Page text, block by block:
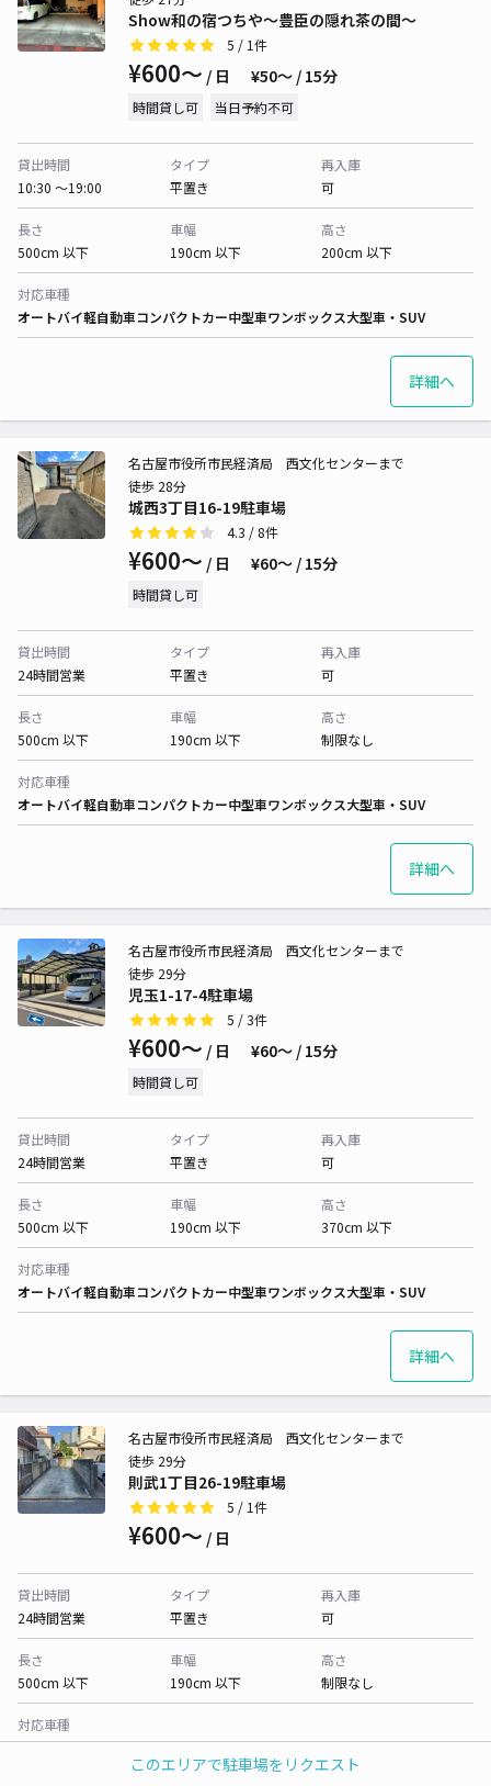
このエリアで駐車場をリクエスト
Show和の宿つちや～豊臣の隠れ茶の間～
5 / 1件
¥600〜 / 日 ¥50〜 / 15分
時間貸し可 当日予約不可
貸出時間
10:30 〜19:00
タイプ
平置き
再入庫
可
長さ
500cm 以下
車幅
190cm 以下
高さ
200cm 以下
対応車種
オートバイ軽自動車コンパクトカー中型車ワンボックス大型車・SUV
詳細へ
城西3丁目16-19駐車場
名古屋市役所市民経済局 西文化センターまで
徒歩 28分
4.3 / 8件
¥600〜 / 日 ¥60〜 / 15分
時間貸し可
貸出時間
24時間営業
タイプ
平置き
再入庫
可
長さ
500cm 以下
車幅
190cm 以下
高さ
制限なし
対応車種
オートバイ軽自動車コンパクトカー中型車ワンボックス大型車・SUV
詳細へ
児玉1-17-4駐車場
名古屋市役所市民経済局 西文化センターまで
徒歩 29分
5 / 3件
¥600〜 / 日 ¥60〜 / 15分
時間貸し可
貸出時間
24時間営業
タイプ
平置き
再入庫
可
長さ
500cm 以下
車幅
190cm 以下
高さ
370cm 以下
対応車種
オートバイ軽自動車コンパクトカー中型車ワンボックス大型車・SUV
詳細へ
則武1丁目26-19駐車場
名古屋市役所市民経済局 西文化センターまで
徒歩 29分
5 / 1件
¥600〜 / 日
貸出時間
24時間営業
タイプ
平置き
再入庫
可
長さ
500cm 以下
車幅
190cm 以下
高さ
制限なし
対応車種
オートバイ軽自動車コンパクトカー中型車ワンボックス大型車・SUV